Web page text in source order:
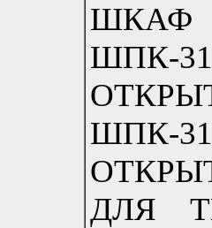
ШПК-
ШПК-
ДЛЯ